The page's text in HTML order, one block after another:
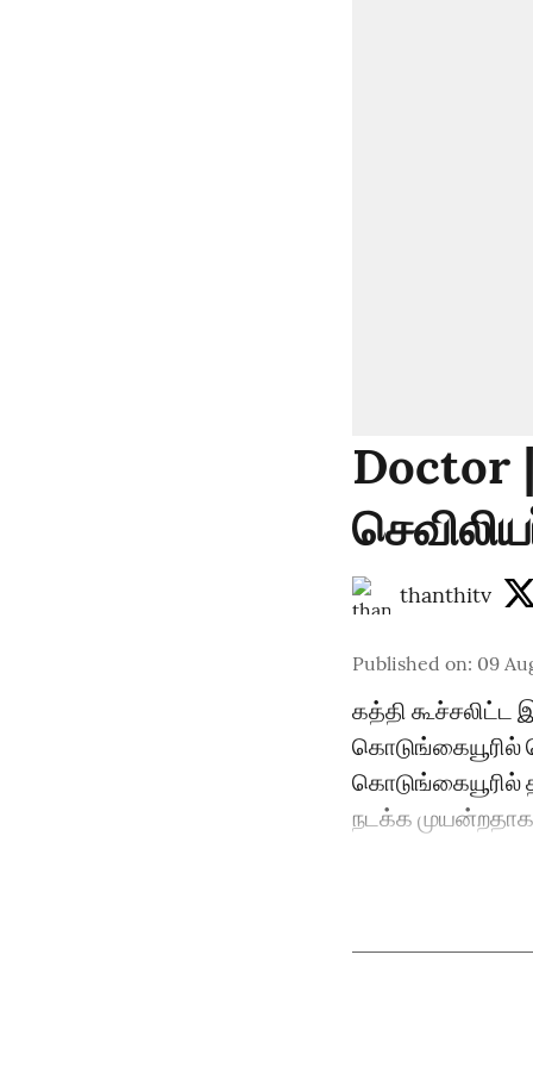
Doctor
thanthitv
Published on: 09
கத்தி கூச்சலிட்ட
கொடுங்கையூரில்
கொடுங்கையூரில்
நடக்க முயன்றதாக